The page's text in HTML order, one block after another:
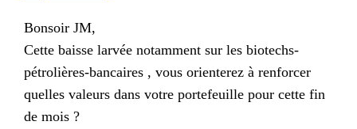
Bonsoir JM,
Cette baisse larvée notamment sur les biotechs-
pétrolières-bancaires , vous orienterez à renforcer
quelles valeurs dans votre portefeuille pour cette fin
de mois ?